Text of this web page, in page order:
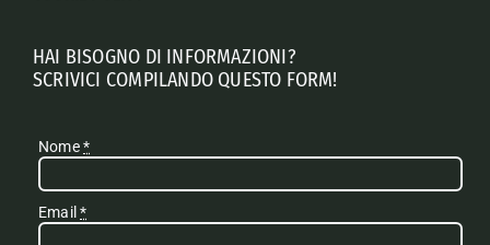
HAI BISOGNO DI INFORMAZIONI?
SCRIVICI COMPILANDO QUESTO FORM!
Nome*
Email*